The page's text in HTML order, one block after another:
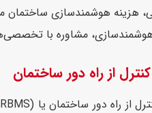
هزینه هوشمندسازی ساختمان
مشاوره با
از راه دور ساختمان